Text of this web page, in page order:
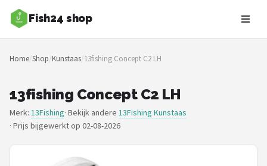
Fish24 shop
Zoeken
NAVIGATIE
Merken
Blog
Home/Shop/Kunstaas/13fishing Concept C2 LH
13fishing Concept C2 LH
Merk: 13Fishing· Bekijk andere 13Fishing Kunstaas
· Prijs bijgewerkt op 02-08-2026